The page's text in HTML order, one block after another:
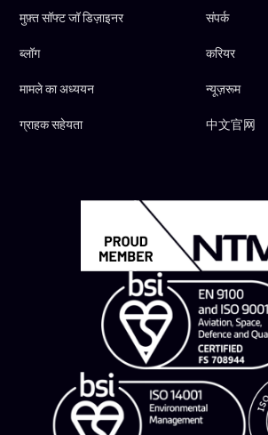
मुफ़्त सॉफ्ट जॉ डिज़ाइनर
ब्लॉग
मामले का अध्ययन
ग्राहक सहेयता
संपर्क
करियर
न्यूज़रूम
中文官网